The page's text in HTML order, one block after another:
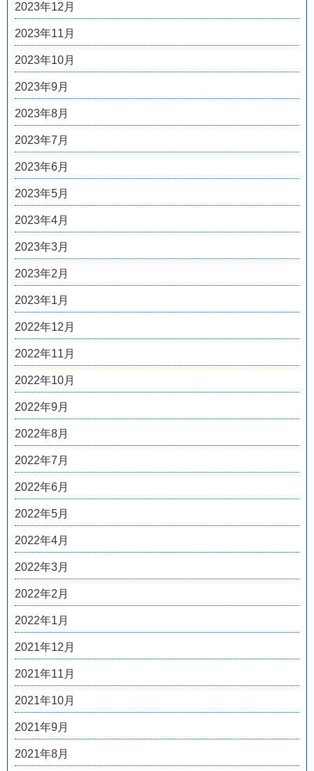
2023年12月
2023年11月
2023年10月
2023年9月
2023年8月
2023年7月
2023年6月
2023年5月
2023年4月
2023年3月
2023年2月
2023年1月
2022年12月
2022年11月
2022年10月
2022年9月
2022年8月
2022年7月
2022年6月
2022年5月
2022年4月
2022年3月
2022年2月
2022年1月
2021年12月
2021年11月
2021年10月
2021年9月
2021年8月